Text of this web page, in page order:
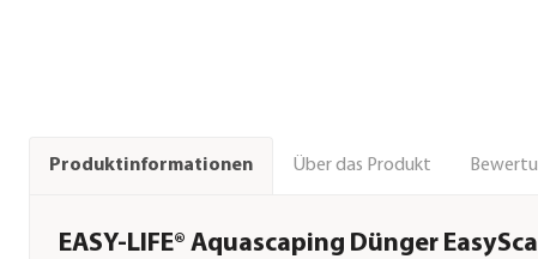
Produktinformationen Über das Produkt
EASY-LIFE® Aquascaping Dünger